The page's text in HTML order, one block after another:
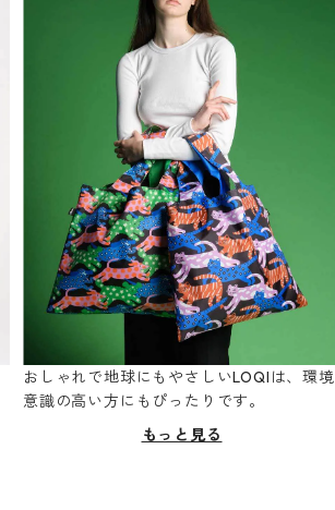
おしゃれで地球にもやさしいLOQIは、環境
意識の高い方にもぴったりです。
もっと見る